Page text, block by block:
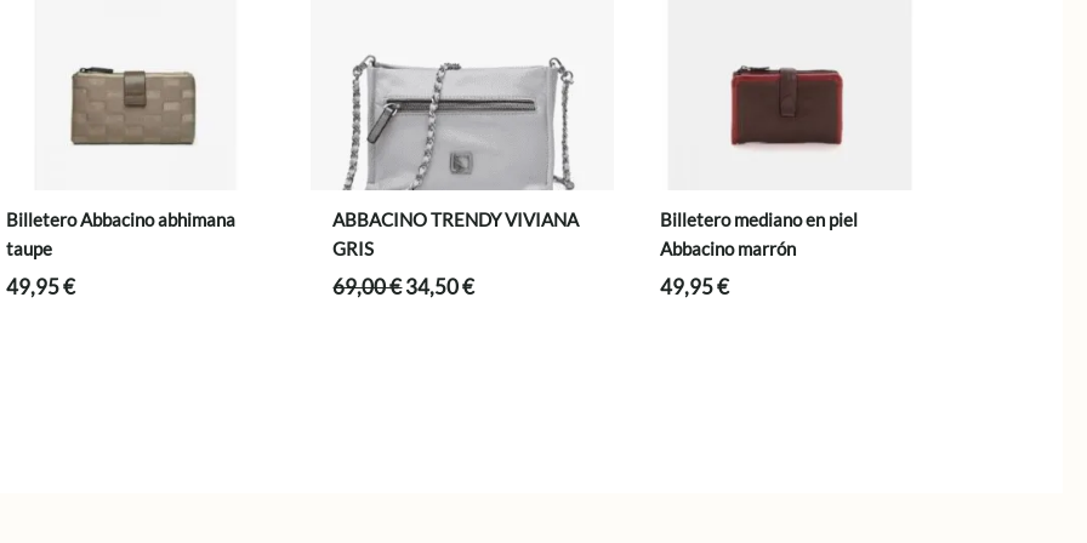
Billetero Abbacino abhimana
taupe
49,95€
ABBACINO TRENDY VIVIANA
GRIS
69,00€El
34,50€El
Billetero mediano en piel
Abbacino marrón
49,95€